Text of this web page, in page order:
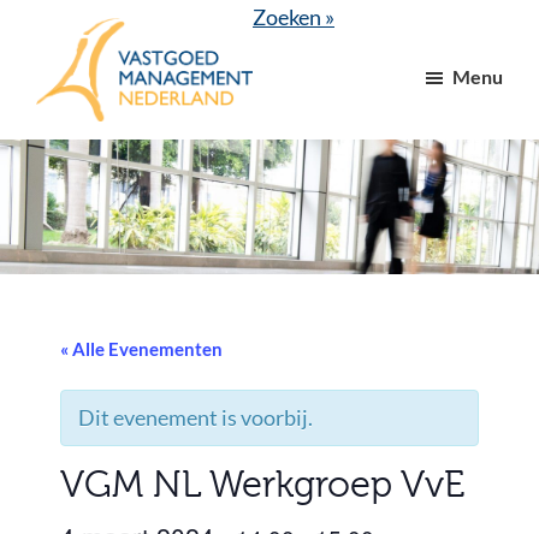
inhoud
VGM
NL
dé
branchevereniging
voor
vastgoed-
en
managers
Zoeken »
Menu
« Alle Evenementen
Dit evenement is voorbij.
VGM NL Werkgroep VvE